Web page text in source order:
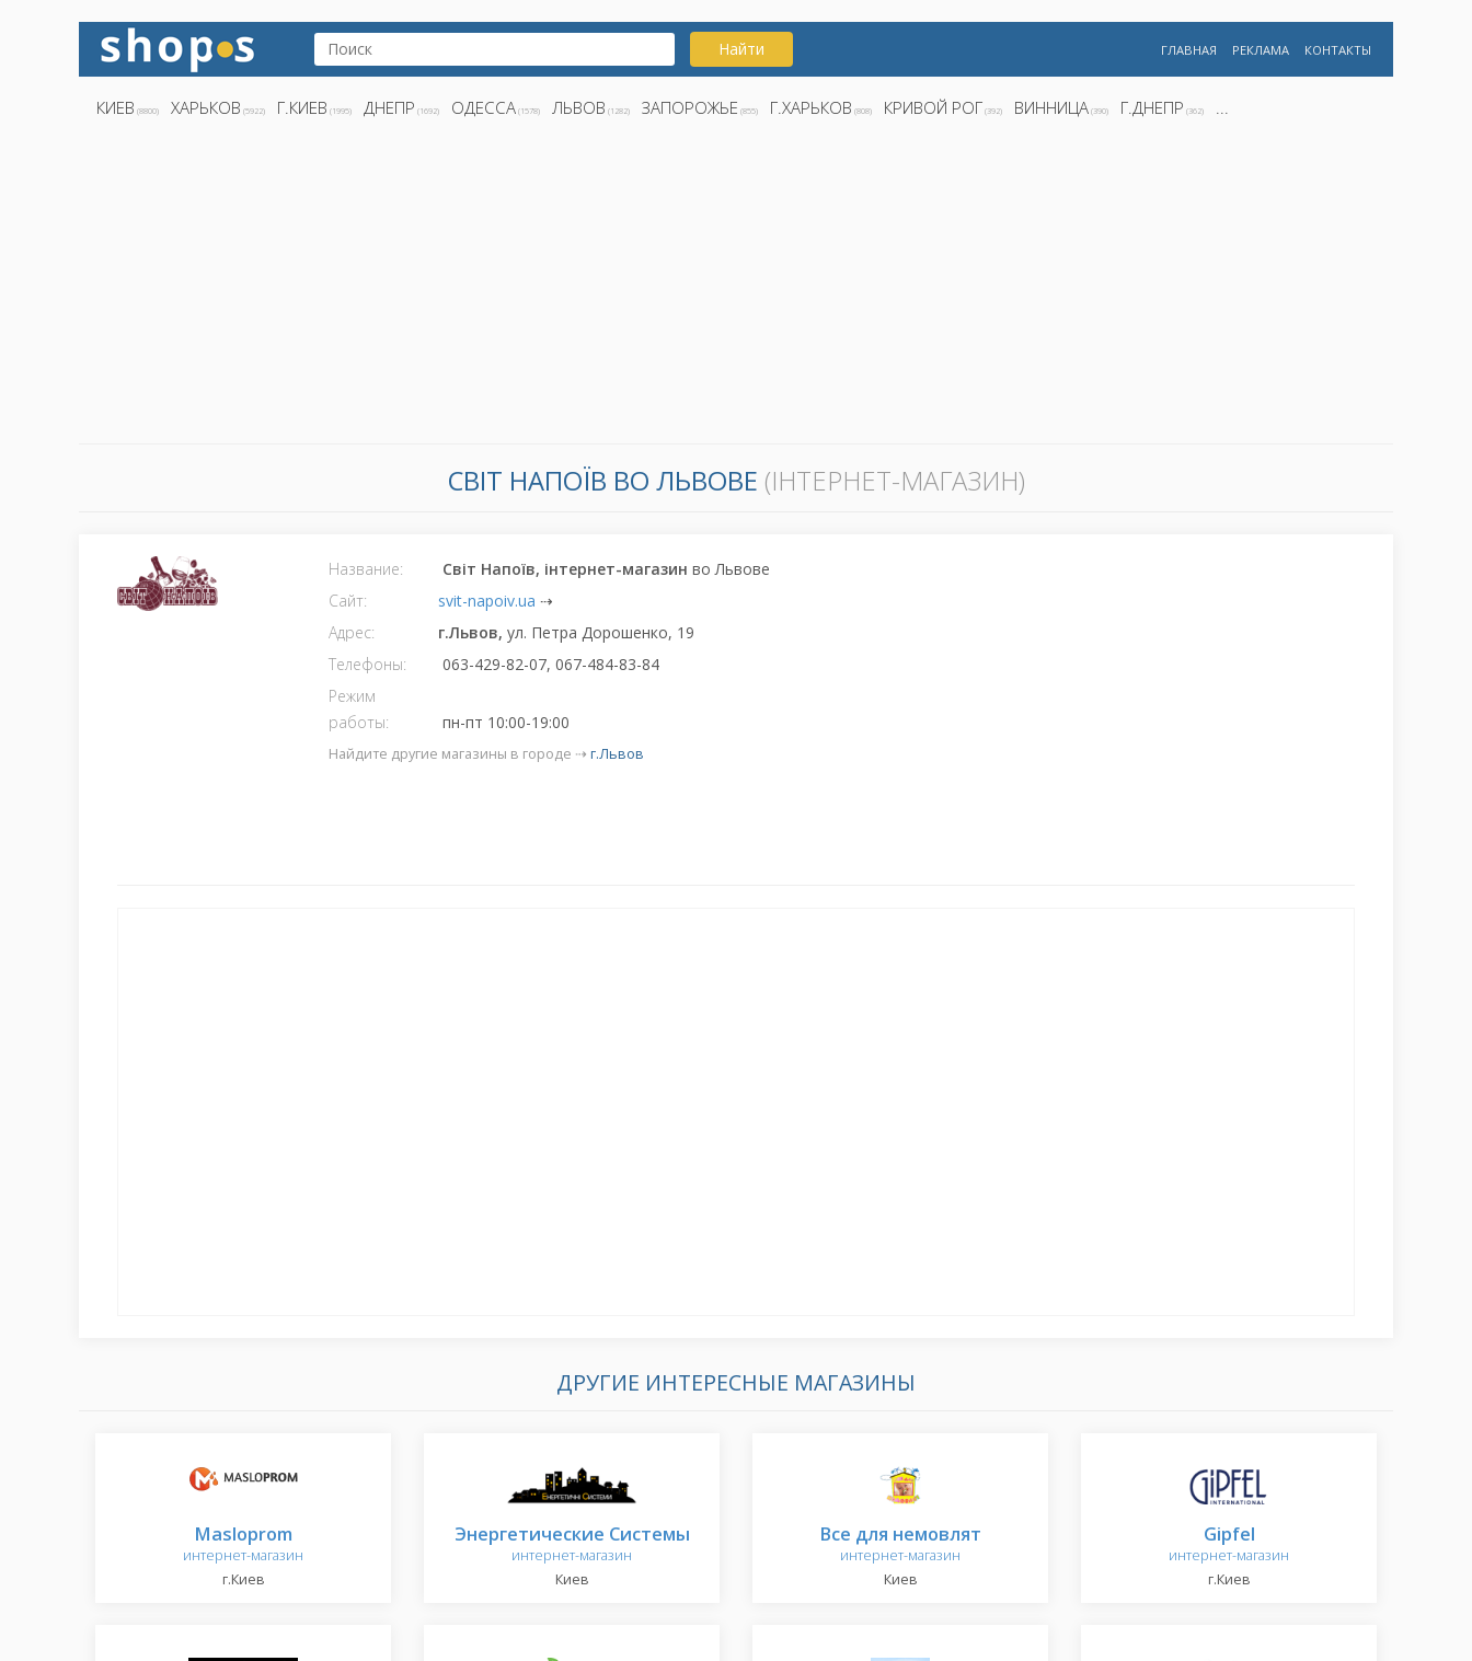
Найти ГЛАВНАЯ РЕКЛАМА КОНТАКТЫ
КИЕВ (8800) ХАРЬКОВ (5922) Г.КИЕВ (1995) ДНЕПР (1692) ОДЕССА (1578) ЛЬВОВ (1282) ЗАПОРОЖЬЕ (855) Г.ХАРЬКОВ (808) КРИВОЙ РОГ (392) ВИННИЦА (390) Г.ДНЕПР (362) ...
СВІТ НАПОЇВ ВО ЛЬВОВЕ (ІНТЕРНЕТ-МАГАЗИН)
Название: Світ Напоїв, інтернет-магазин во Львове
Сайт:
svit-napoiv.ua ⇢
Адрес:
г.Львов,ул. Петра Дорошенко, 19
Телефоны:
063-429-82-07, 067-484-83-84
Режим
работы:
пн-пт 10:00-19:00
Найдите другие магазины в городе ⇢г.Львов
ДРУГИЕ ИНТЕРЕСНЫЕ МАГАЗИНЫ
Masloprom
интернет-магазин
г.Киев
Энергетические Cистемы
интернет-магазин
Киев
Все для немовлят
интернет-магазин
Киев
Gipfel
интернет-магазин
г.Киев